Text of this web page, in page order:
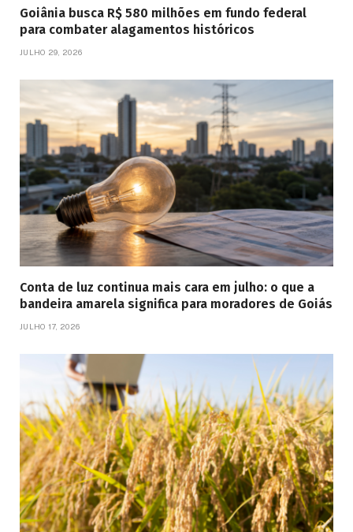
Goiânia busca R$ 580 milhões em fundo federal
para combater alagamentos históricos
JULHO 29, 2026
Conta de luz continua mais cara em julho: o que a
bandeira amarela significa para moradores de Goiás
JULHO 17, 2026